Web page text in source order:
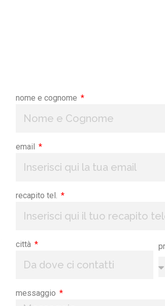
nome e cognome
email
recapito tel.
città
messaggio